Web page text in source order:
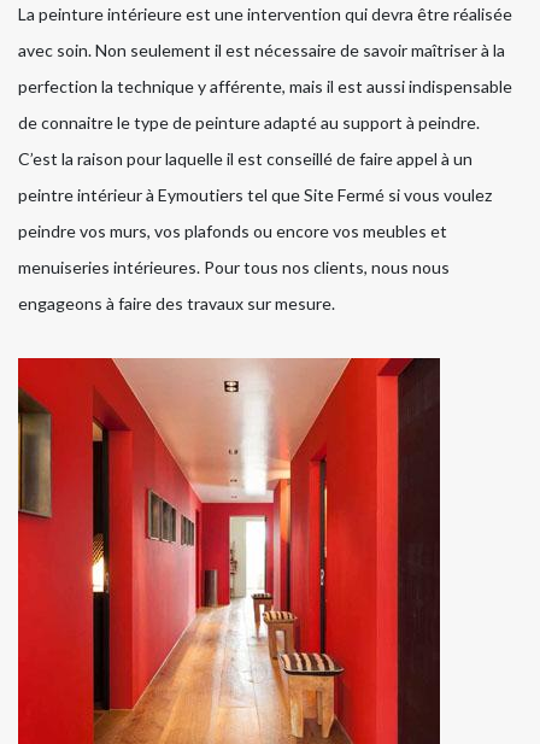
La peinture intérieure est une intervention qui devra être réalisée
avec soin. Non seulement il est nécessaire de savoir maîtriser à la
perfection la technique y afférente, mais il est aussi indispensable
de connaitre le type de peinture adapté au support à peindre.
C’est la raison pour laquelle il est conseillé de faire appel à un
peintre intérieur à Eymoutiers tel que Site Fermé si vous voulez
peindre vos murs, vos plafonds ou encore vos meubles et
menuiseries intérieures. Pour tous nos clients, nous nous
engageons à faire des travaux sur mesure.